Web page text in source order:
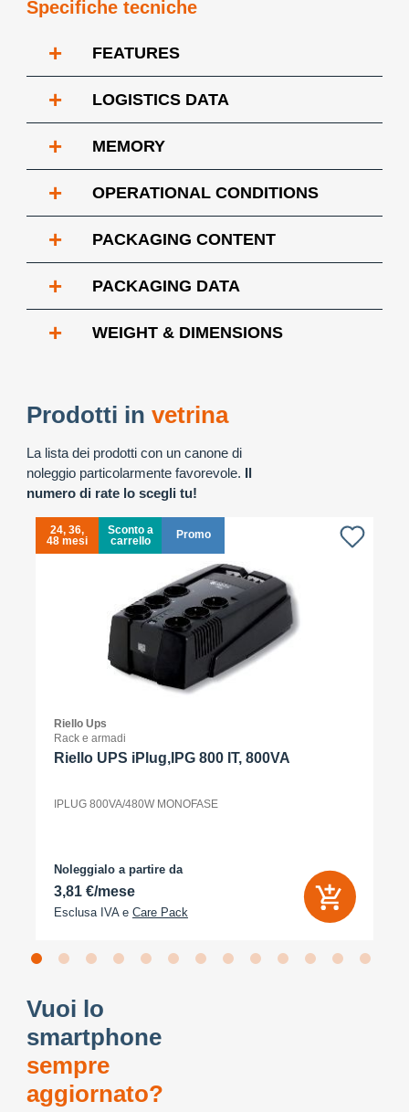
Specifiche tecniche
+ FEATURES
+ LOGISTICS DATA
+ MEMORY
+ OPERATIONAL CONDITIONS
+ PACKAGING CONTENT
+ PACKAGING DATA
+ WEIGHT & DIMENSIONS
Prodotti in vetrina
La lista dei prodotti con un canone di
noleggio particolarmente favorevole. Il
numero di rate lo scegli tu!
24, 36,
48 mesi
Sconto a
carrello
Promo
Riello Ups
Rack e armadi
Riello UPS iPlug,IPG 800 IT, 800VA
IPLUG 800VA/480W MONOFASE
Noleggialo a partire da
3,81 €/mese
Esclusa IVA e Care Pack
Vuoi lo
smartphone
sempre
aggiornato?